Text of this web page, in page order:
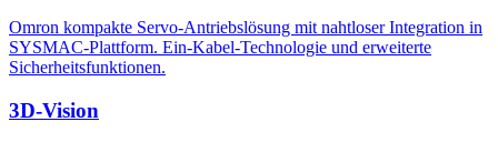
Omron kompakte Servo-Antriebslösung mit nahtloser Integration in
SYSMAC-Plattform. Ein-Kabel-Technologie und erweiterte
Sicherheitsfunktionen.
3D-Vision